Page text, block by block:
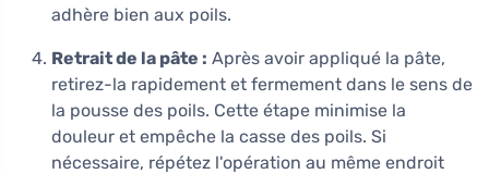
adhère bien aux poils.
Retrait de la pâte : Après avoir appliqué la pâte,
retirez-la rapidement et fermement dans le sens de
la pousse des poils. Cette étape minimise la
douleur et empêche la casse des poils. Si
nécessaire, répétez l'opération au même endroit